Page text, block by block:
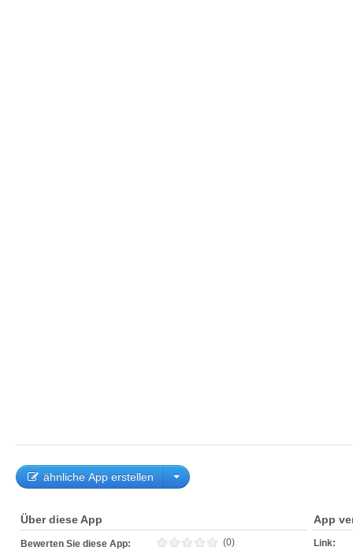
ähnliche App erstellen
Über diese App
Bewerten Sie diese App: (0)
App
Link: